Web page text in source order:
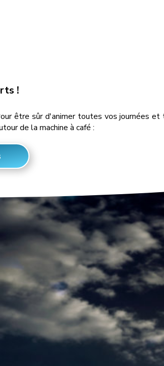
!
être sûr d'animer toutes vos journées
de la machine à café :